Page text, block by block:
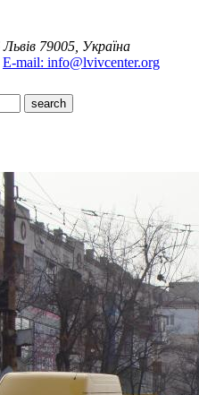
Львів 79005, Україна
E-mail: info@lvivcenter.org
search